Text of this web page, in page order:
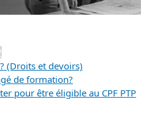
(Droits et devoirs)
de formation?
pour être éligible au CPF PTP